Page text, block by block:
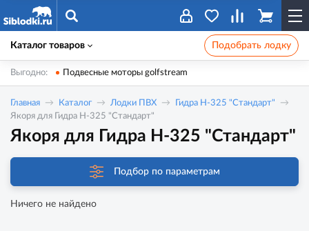
Каталог товаров Подобрать лодку
Выгодно: Подвесные моторы golfstream
Главная Каталог Лодки ПВХ
Гидра Н-325 "Стандарт"
Якоря для Гидра Н-325 "Стандарт"
Якоря для Гидра Н-325 "Стандарт"
Подбор по параметрам
Ничего не найдено